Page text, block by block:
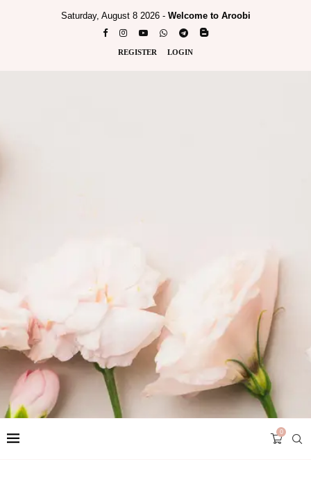
Saturday, August 8 2026 - Welcome to Aroobi
REGISTER LOGIN
0